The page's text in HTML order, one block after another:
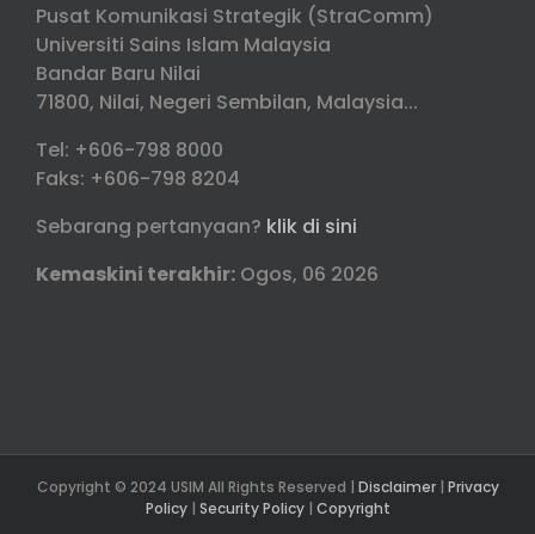
Pusat Komunikasi Strategik (StraComm)
Universiti Sains Islam Malaysia
Bandar Baru Nilai
71800, Nilai, Negeri Sembilan, Malaysia...
Tel: +606-798 8000
Faks: +606-798 8204
Sebarang pertanyaan? klik di sini
Kemaskini terakhir: Ogos, 06 2026
Copyright © 2024 USIM All Rights Reserved | Disclaimer| Privacy
Policy| Security Policy| Copyright